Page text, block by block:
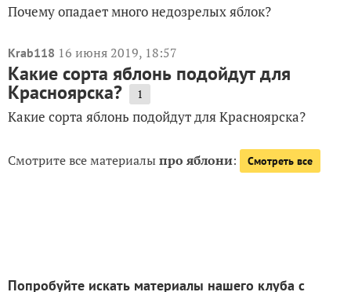
Почему опадает много недозрелых яблок?
Krab118 16 июня 2019, 18:57
Какие сорта яблонь подойдут для
Красноярска? 1
Какие сорта яблонь подойдут для Красноярска?
Смотрите все материалыпро яблони: Смотреть все
Попробуйте искать материалы нашего клуба с